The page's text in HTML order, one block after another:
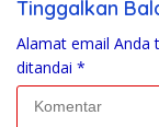
Tinggalkan
Alamat email Anda
ditandai *